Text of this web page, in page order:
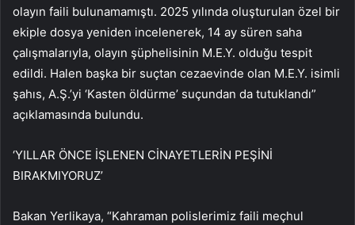
olayın faili bulunamamıştı. 2025 yılında oluşturulan özel bir
ekiple dosya yeniden incelenerek, 14 ay süren saha
çalışmalarıyla, olayın şüphelisinin M.E.Y. olduğu tespit
edildi. Halen başka bir suçtan cezaevinde olan M.E.Y. isimli
şahıs, A.Ş.’yi ‘Kasten öldürme’ suçundan da tutuklandı”
açıklamasında bulundu.
‘YILLAR ÖNCE İŞLENEN CİNAYETLERİN PEŞİNİ
BIRAKMIYORUZ’
Bakan Yerlikaya, “Kahraman polislerimiz faili meçhul